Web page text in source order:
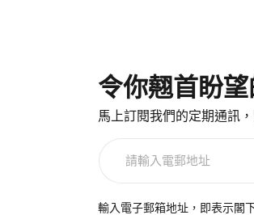
令你翹首盼
馬上訂閱我們的定期通訊
電
輸入電子郵箱地址，即表示閣